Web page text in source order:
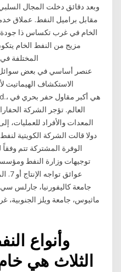
وبعد دقائق دخلت المجال
مقابل براميل النفط. عملاق
الخام في غرب تكساس ذا جودة
مزيج من النفط الخام
المختلفة
عنصر أساسي في بعض سوائل
الاستكشاف الهيماتيت
العالم. تؤجر الشركة
دولا قالت الشركة الكويتية
الوفرة المشتركة تتم
توجيهات وزارة النفط
جامعة كاليفورنيا، جارلس
وأنواع
الثلاث هي